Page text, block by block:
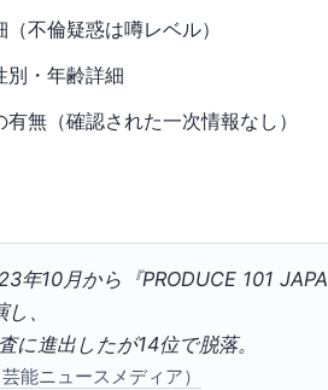
不倫疑惑は噂レベル）
別・年齢詳細
無（確認された一次情報なし）
年10月から『PRODUCE 101
、
に進出したが14位で脱落。
能ニュースメディア）